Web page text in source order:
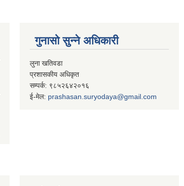
गुनासो सुन्ने अधिकारी
लुना खतिवडा
प्रशासकीय अधिकृत
सम्पर्क: ९८५२६४२०१६
ई-मेल: prashasan.suryodaya@gmail.com